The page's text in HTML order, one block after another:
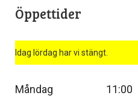
Öppettider
Idag lördag har vi stängt.
Måndag 11:00